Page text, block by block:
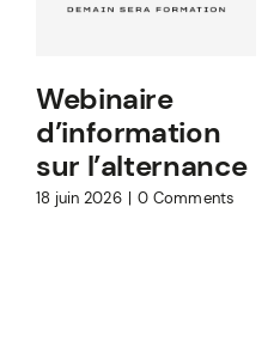
Webinaire
d’information
sur l’alternance
18 juin 2026 | 0 Comments